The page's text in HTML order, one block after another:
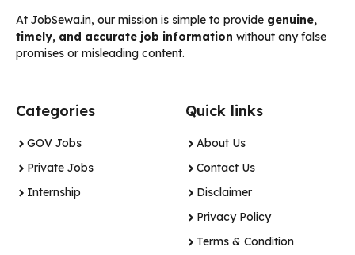
At JobSewa.in, our mission is simple to provide genuine,
timely, and accurate job information without any false
promises or misleading content.
Categories
GOV Jobs
Private Jobs
Internship
Quick links
About Us
Contact Us
Disclaimer
Privacy Policy
Terms & Condition